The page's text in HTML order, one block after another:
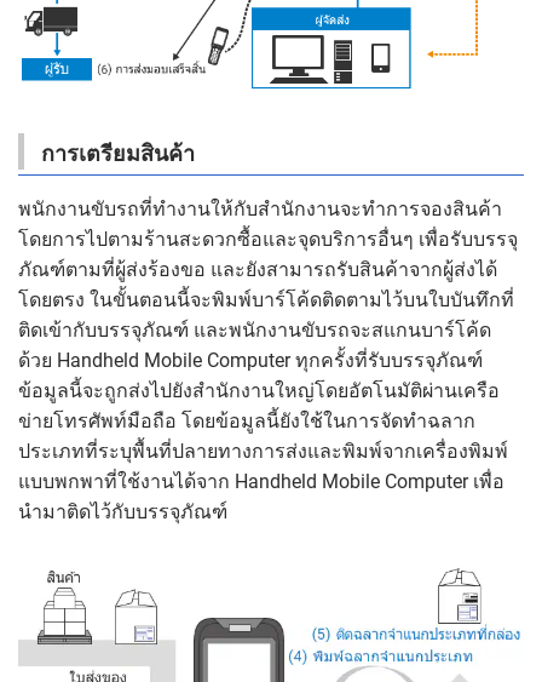
การเตรียมสินค้า
พนักงานขับรถที่ทำงานให้กับสำนักงานจะทำการจองสินค้า
โดยการไปตามร้านสะดวกซื้อและจุดบริการอื่นๆ เพื่อรับบรรจุ
ภัณฑ์ตามที่ผู้ส่งร้องขอ และยังสามารถรับสินค้าจากผู้ส่งได้
โดยตรง ในขั้นตอนนี้จะพิมพ์บาร์โค้ดติดตามไว้บนใบบันทึกที่
ติดเข้ากับบรรจุภัณฑ์ และพนักงานขับรถจะสแกนบาร์โค้ด
ด้วย Handheld Mobile Computer ทุกครั้งที่รับบรรจุภัณฑ์
ข้อมูลนี้จะถูกส่งไปยังสำนักงานใหญ่โดยอัตโนมัติผ่านเครือ
ข่ายโทรศัพท์มือถือ โดยข้อมูลนี้ยังใช้ในการจัดทำฉลาก
ประเภทที่ระบุพื้นที่ปลายทางการส่งและพิมพ์จากเครื่องพิมพ์
แบบพกพาที่ใช้งานได้จาก Handheld Mobile Computer เพื่อ
นำมาติดไว้กับบรรจุภัณฑ์